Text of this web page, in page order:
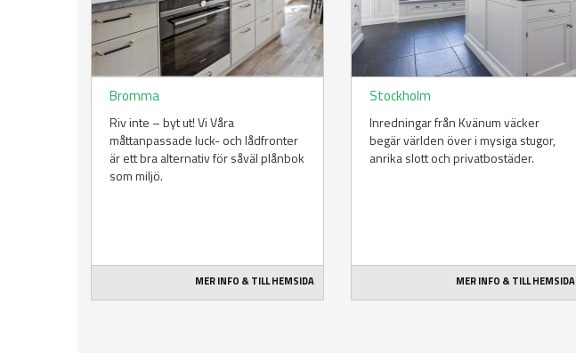
Bromma
Riv inte – byt ut! Vi Våra
måttanpassade luck- och lådfronter
är ett bra alternativ för såväl plånbok
som miljö.
MER INFO & TILL HEMSIDA
Stockholm
Inredningar från Kvänum väcker
begär världen över i mysiga stugor,
anrika slott och privatbostäder.
MER INFO & TILL HEMSIDA